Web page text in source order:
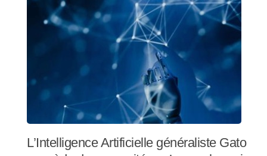
L’Intelligence Artificielle généraliste Gato